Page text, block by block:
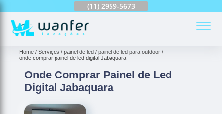
(11) 2959-5673
Home Serviços painel de led
painel de led para outdoor
onde comprar painel de led digital Jabaquara
Onde Comprar Painel de Led
Digital Jabaquara